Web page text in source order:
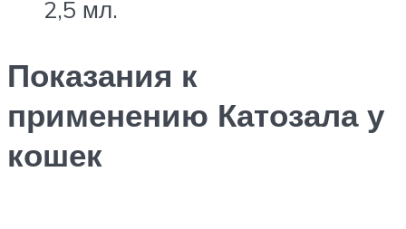
2,5 мл.
Показания к
применению Катозала у
кошек